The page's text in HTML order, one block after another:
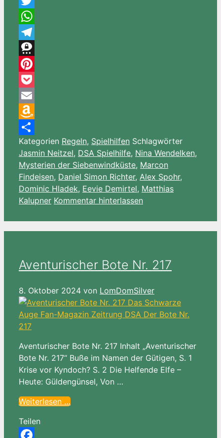
Twitter
WhatsApp
Telegram
Threema
Pinterest
Pocket
Email
Amazon
Wish
List
Teilen
Kategorien Regeln, Spielhilfen Schlagwörter
Jasmin Neitzel, DSA Spielhilfe, Nina Wendelken,
Mysterien der Siebenwindküste, Marcon
Findeisen, Daniel Simon Richter, Alex Spohr,
Dominic Hladek, Eevie Demirtel, Matthias
Kalupner Kommentar hinterlassen
Aventurischer Bote Nr. 217
8. Oktober 2024 von LomDomSilver
Aventurischer Bote Nr. 217 Inhalt „Aventurischer
Bote Nr. 217“ Buße im Namen der Gütigen, S. 1
Krise vor Kyndoch? S. 2 Die Helfende Elfe –
Heute: Güldengünsel, Von …
Weiterlesen …
Teilen